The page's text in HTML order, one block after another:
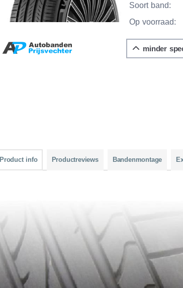
Soort band:
Op voorraad:
minder
Product info Productreviews Bandenmontage